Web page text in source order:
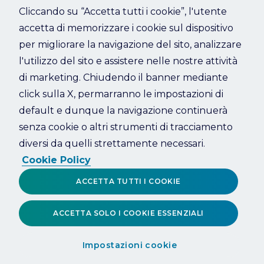
Refresh
Cliccando su “Accetta tutti i cookie”, l'utente
accetta di memorizzare i cookie sul dispositivo
per migliorare la navigazione del sito, analizzare
l'utilizzo del sito e assistere nelle nostre attività
di marketing. Chiudendo il banner mediante
click sulla X, permarranno le impostazioni di
default e dunque la navigazione continuerà
senza cookie o altri strumenti di tracciamento
diversi da quelli strettamente necessari.
Cookie Policy
Impostazioni cookie
ACCETTA SOLO I COOKIE ESSENZIALI
ACCETTA TUTTI I COOKIE